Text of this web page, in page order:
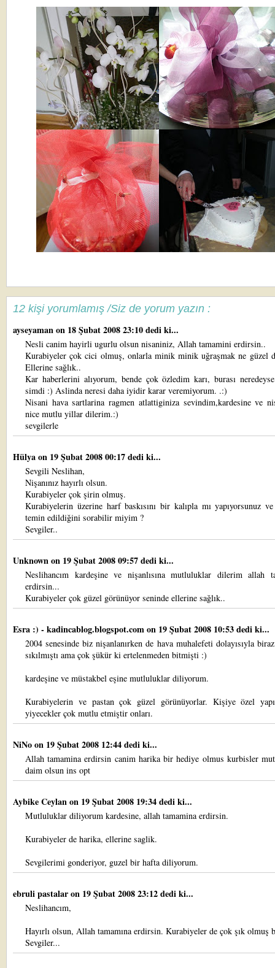
12 kişi yorumlamış /Siz de yorum yazın :
ayseyamanon 18 Şubat 2008 23:10 dedi ki...
Nesli canim hayirli ugurlu olsun nisaniniz, Allah tamamini erdirsin..
Kurabiyeler çok cici olmuş, onlarla minik minik uğraşmak ne güzel
Ellerine sağlık..
Kar haberlerini alıyorum, bende çok özledim karı, burası
simdi :) Aslinda neresi daha iyidir karar veremiyorum. .:)
Nisani hava sartlarina ragmen atlattiginiza sevindim,kardesine ve
nice mutlu yillar dilerim.:)
sevgilerle
Hülyaon 19 Şubat 2008 00:17 dedi ki...
Sevgili Neslihan,
Nişanınız hayırlı olsun.
Kurabiyeler çok şirin olmuş.
Kurabiyelerin üzerine harf baskısını bir kalıpla mı yapıyorsunuz
temin edildiğini sorabilir miyim ?
Sevgiler..
Unknownon 19 Şubat 2008 09:57 dedi ki...
Neslihancım kardeşine ve nişanlısına mutluluklar dilerim allah
erdirsin...
Kurabiyeler çok güzel görünüyor seninde ellerine sağlık..
Esra :) - kadincablog.blogspot.comon 19 Şubat 2008 10:53 dedi ki...
2004 senesinde biz nişanlanırken de hava muhalefeti dolayısıyla biraz
sıkılmıştı ama çok şükür ki ertelenmeden bitmişti :)
kardeşine ve müstakbel eşine mutluluklar diliyorum.
Kurabiyelerin ve pastan çok güzel görünüyorlar. Kişiye özel
yiyecekler çok mutlu etmiştir onları.
NiNoon 19 Şubat 2008 12:44 dedi ki...
Allah tamamina erdirsin canim harika bir hediye olmus kurbisler
daim olsun ins opt
Aybike Ceylanon 19 Şubat 2008 19:34 dedi ki...
Mutluluklar diliyorum kardesine, allah tamamina erdirsin.
Kurabiyeler de harika, ellerine saglik.
Sevgilerimi gonderiyor, guzel bir hafta diliyorum.
ebruli pastalaron 19 Şubat 2008 23:12 dedi ki...
Neslihancım,
Hayırlı olsun, Allah tamamına erdirsin. Kurabiyeler de çok şık olmuş
Sevgiler...